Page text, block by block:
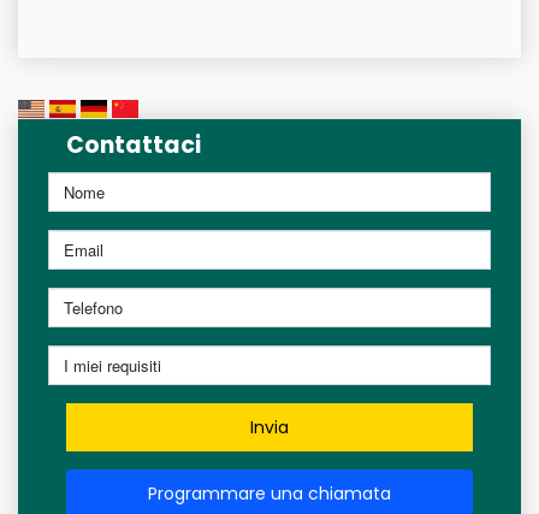
Contattaci
Invia
Programmare una chiamata